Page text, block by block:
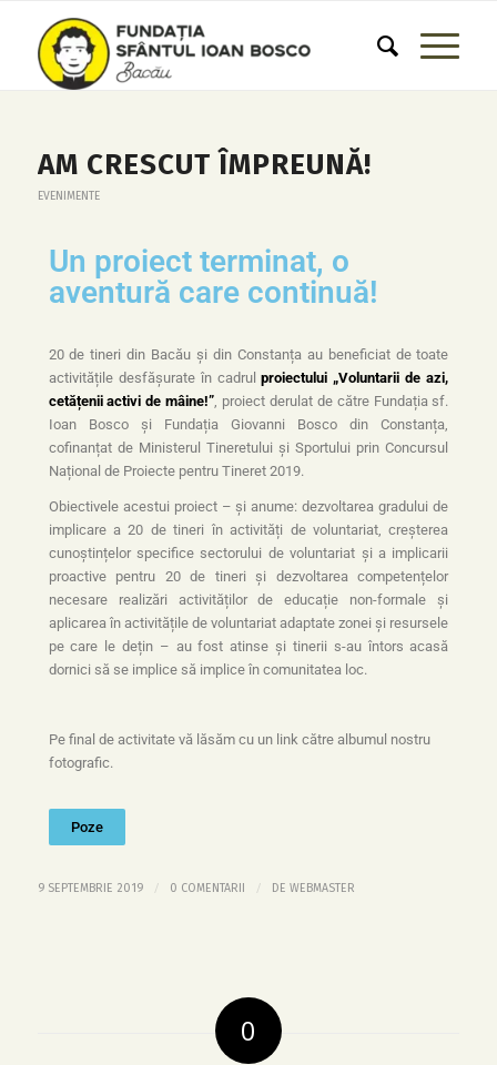
AM CRESCUT ÎMPREUNĂ!
EVENIMENTE
Un proiect terminat, o
aventură care continuă!
20 de tineri din Bacău și din Constanța au beneficiat de toate
activitățile desfășurate în cadrul proiectului „Voluntarii de azi,
cetățenii activi de mâine!”, proiect derulat de către Fundația sf.
Ioan Bosco și Fundația Giovanni Bosco din Constanța,
cofinanțat de Ministerul Tineretului și Sportului prin Concursul
Național de Proiecte pentru Tineret 2019.
Obiectivele acestui proiect – și anume: dezvoltarea gradului de
implicare a 20 de tineri în activități de voluntariat, creșterea
cunoștințelor specifice sectorului de voluntariat și a implicarii
proactive pentru 20 de tineri și dezvoltarea competențelor
necesare realizări activităților de educație non-formale și
aplicarea în activitățile de voluntariat adaptate zonei și resursele
pe care le dețin – au fost atinse și tinerii s-au întors acasă
dornici să se implice să implice în comunitatea loc.
Pe final de activitate vă lăsăm cu un link către albumul nostru
fotografic.
Poze
9 SEPTEMBRIE 2019 / 0 COMENTARII / DE WEBMASTER
0